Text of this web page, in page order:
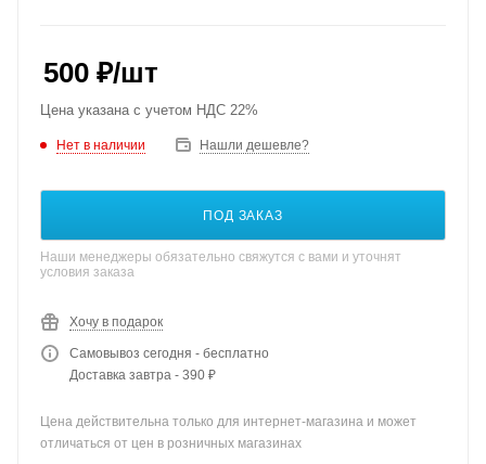
500 ₽/шт
Цена указана с учетом НДС 22%
Нет в наличии Нашли дешевле?
ПОД ЗАКАЗ
Наши менеджеры обязательно свяжутся с вами и уточнят
условия заказа
Хочу в подарок
Самовывоз сегодня - бесплатно
Доставка завтра - 390 ₽
Цена действительна только для интернет-магазина и может
отличаться от цен в розничных магазинах